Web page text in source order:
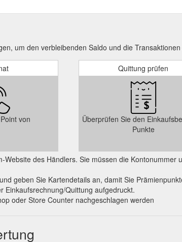
um den verbleibenden Saldo und die
von
Quittung prüfen
Überprüfen Sie den
Punkte
des Händlers. Sie müssen die Kontonummer
geben Sie Kartendetails an, damit Sie
Einkaufsrechnung/Quittung aufgedruckt.
oder Store Counter nachgeschlagen werden